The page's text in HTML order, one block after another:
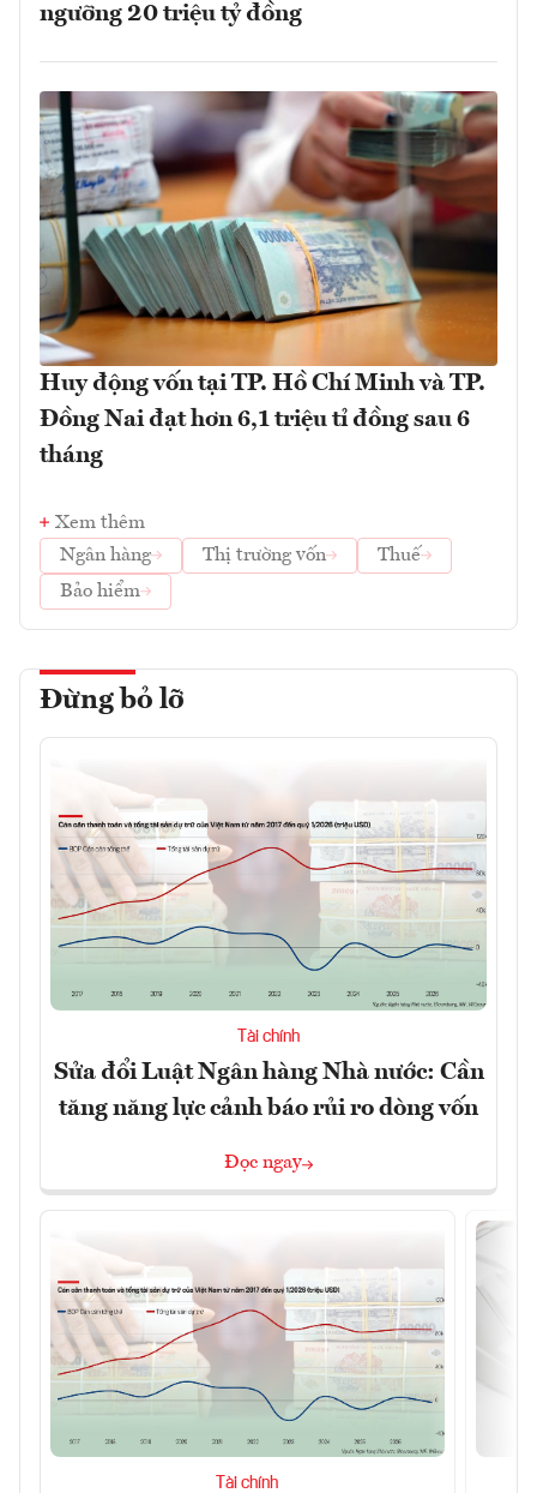
ngưỡng 20 triệu tỷ đồng
Huy động vốn tại TP. Hồ Chí Minh và TP.
Đồng Nai đạt hơn 6,1 triệu tỉ đồng sau 6
tháng
Xem thêm
Ngân hàng
Thị trường vốn
Thuế
Bảo hiểm
Đừng bỏ lỡ
Tài chính
Sửa đổi Luật Ngân hàng Nhà nước: Cần
tăng năng lực cảnh báo rủi ro dòng vốn
Đọc ngay
Tài chính